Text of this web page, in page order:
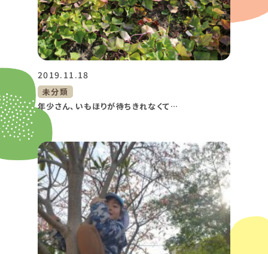
2019.11.18
未分類
年少さん、いもほりが待ちきれなくて…